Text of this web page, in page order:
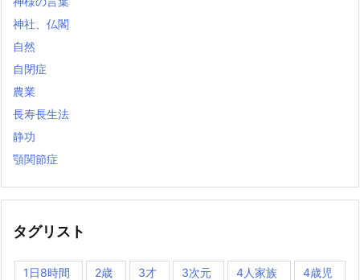
神社、仏閣
自然
自閉症
農業
長寿長生法
静功
顎関節症
タグリスト
1日8時間 2歳 3才 3次元 4人家族 4歳児